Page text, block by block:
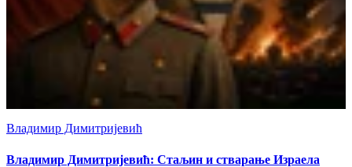
Владимир Димитријевић
Владимир Димитријевић: Стаљин и стварање Израела